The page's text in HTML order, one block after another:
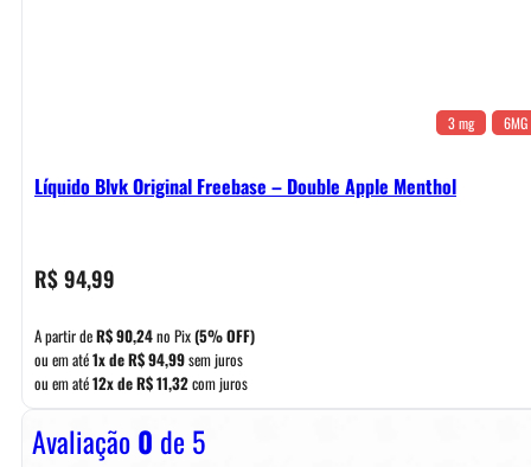
3 mg 6MG
Líquido Blvk Original Freebase – Double Apple Menthol
R$94,99
A partir deR$90,24no Pix(5% OFF)
ou em até1x deR$94,99sem juros
ou em até12x deR$11,32com juros
Avaliação0 de 5